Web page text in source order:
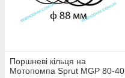
Поршневі кільця на
Мотопомпа Sprut MGP 80-40